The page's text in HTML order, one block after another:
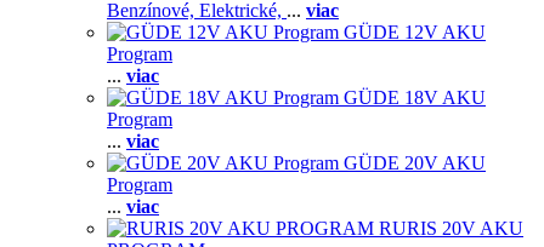
Benzínové, Elektrické, ... viac
GÜDE 12V AKU
Program
... viac
GÜDE 18V AKU
Program
... viac
GÜDE 20V AKU
Program
... viac
RURIS 20V AKU